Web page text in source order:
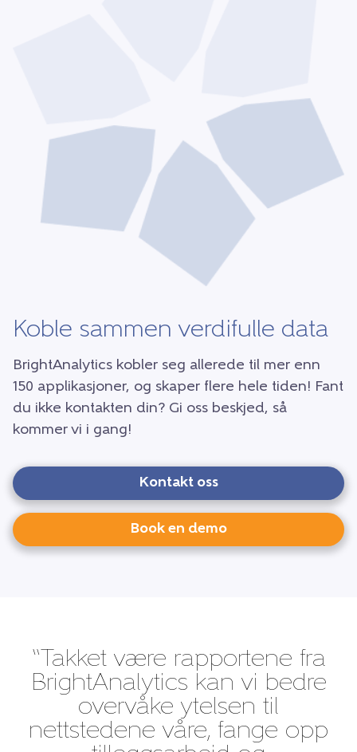
Koble sammen verdifulle data
BrightAnalytics kobler seg allerede til mer enn
150 applikasjoner, og skaper flere hele tiden! Fant
du ikke kontakten din? Gi oss beskjed, så
kommer vi i gang!
Kontakt oss
Book en demo
“Takket være rapportene fra
BrightAnalytics kan vi bedre
overvåke ytelsen til
nettstedene våre, fange opp